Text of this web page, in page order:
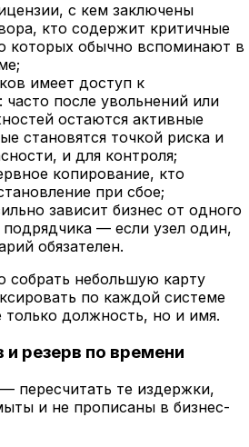
с кем заключены
кто содержит критичные
которых обычно вспоминают в
имеет доступ к
часто после увольнений или
остаются активные
становятся точкой риска и
и для контроля;
копирование, кто
при сбое;
зависит бизнес от одного
— если узел один,
обязателен.
собрать небольшую карту
по каждой системе
должность, но и имя.
резерв по времени
пересчитать те издержки,
и не прописаны в бизнес-